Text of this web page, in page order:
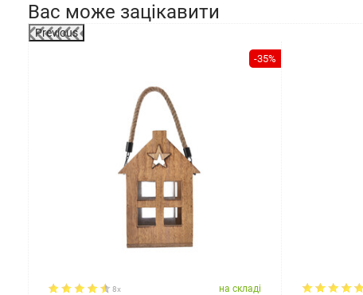
Вас може зацікавити
Previous
-35%
8x на складі